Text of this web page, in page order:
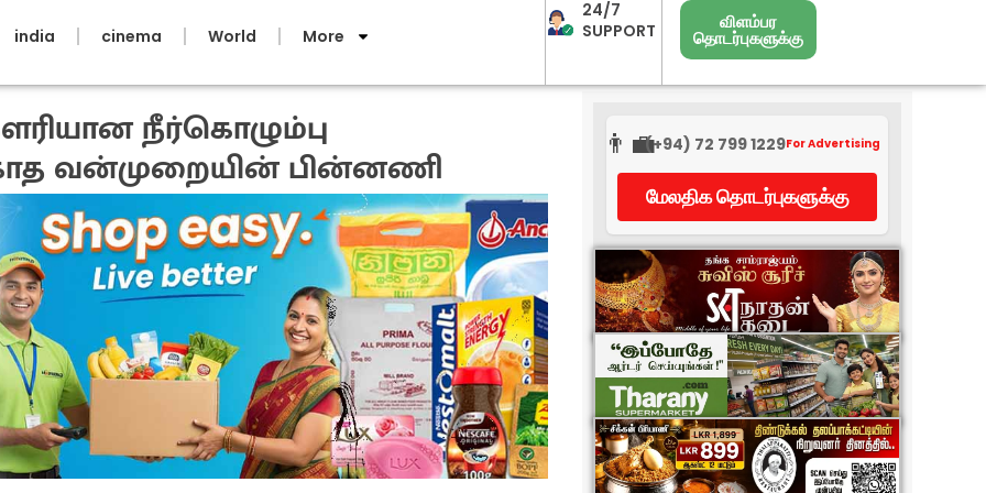
india cinema World More
24/7
SUPPORT
விளம்பர
தொடர்புகளுக்கு
நீர்கொழும்பு
வன்முறையின் பின்னணி 👨‍💼(+94) 72 799 1229For Advertising
மேலதிக தொடர்புகளுக்கு